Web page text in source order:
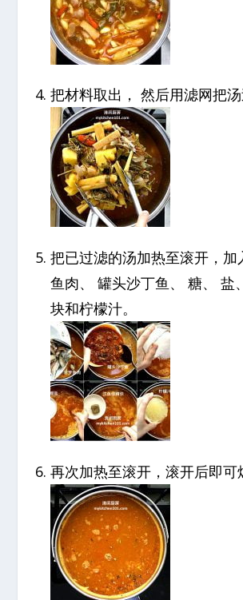
把材料取出， 然后用滤网把汤
把已过滤的汤加热至滚开，
鱼肉、 罐头沙丁鱼、 糖、 盐
块和柠檬汁。
再次加热至滚开，滚开后即可